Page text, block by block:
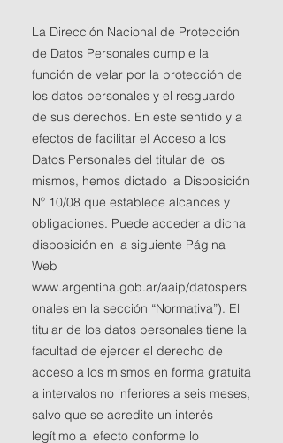
La Dirección Nacional de Protección
de Datos Personales cumple la
función de velar por la protección de
los datos personales y el resguardo
de sus derechos. En este sentido y a
efectos de facilitar el Acceso a los
Datos Personales del titular de los
mismos, hemos dictado la Disposición
Nº 10/08 que establece alcances y
obligaciones. Puede acceder a dicha
disposición en la siguiente Página
Web
www.argentina.gob.ar/aaip/datospers
onales en la sección “Normativa”). El
titular de los datos personales tiene la
facultad de ejercer el derecho de
acceso a los mismos en forma gratuita
a intervalos no inferiores a seis meses,
salvo que se acredite un interés
legítimo al efecto conforme lo